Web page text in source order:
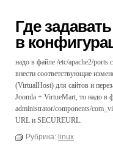
Где
в
надо в файле /etc/apache2/
внести соответствующие
(VirtualHost) для сайтов и
Joomla + VirtueMart, то надо в
administrator/components/
URL и SECUREURL.
Рубрика: linux